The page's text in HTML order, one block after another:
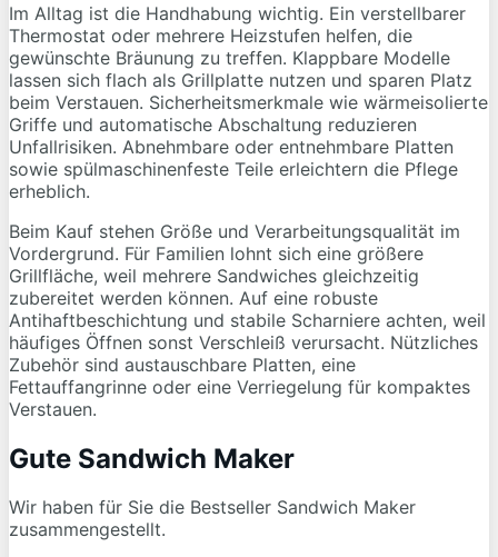
Im Alltag ist die Handhabung wichtig. Ein verstellbarer
Thermostat oder mehrere Heizstufen helfen, die
gewünschte Bräunung zu treffen. Klappbare Modelle
lassen sich flach als Grillplatte nutzen und sparen Platz
beim Verstauen. Sicherheitsmerkmale wie wärmeisolierte
Griffe und automatische Abschaltung reduzieren
Unfallrisiken. Abnehmbare oder entnehmbare Platten
sowie spülmaschinenfeste Teile erleichtern die Pflege
erheblich.
Beim Kauf stehen Größe und Verarbeitungsqualität im
Vordergrund. Für Familien lohnt sich eine größere
Grillfläche, weil mehrere Sandwiches gleichzeitig
zubereitet werden können. Auf eine robuste
Antihaftbeschichtung und stabile Scharniere achten, weil
häufiges Öffnen sonst Verschleiß verursacht. Nützliches
Zubehör sind austauschbare Platten, eine
Fettauffangrinne oder eine Verriegelung für kompaktes
Verstauen.
Gute Sandwich Maker
Wir haben für Sie die Bestseller Sandwich Maker
zusammengestellt.